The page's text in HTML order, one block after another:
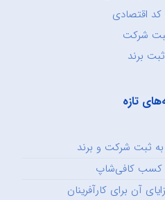
کد اقتصادی
شرکت
ثبت برند
تازه
به ثبت شرکت و برند
کسب کافی‌شاپ
آن برای کارآفرینان